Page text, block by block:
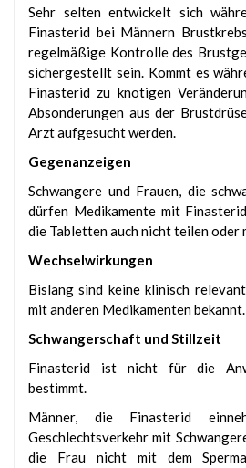
Sehr selten entwickelt sich
Finasterid bei Männern
regelmäßige Kontrolle des
sichergestellt sein. Kommt es
Finasterid zu knotigen
Absonderungen aus der
Arzt aufgesucht werden.
Gegenanzeigen
Schwangere und Frauen, die
dürfen Medikamente mit
die Tabletten auch nicht teilen oder
Wechselwirkungen
Bislang sind keine klinisch
mit anderen Medikamenten bekannt.
Schwangerschaft und Stillzeit
Finasterid ist nicht für die
bestimmt.
Männer, die Finasterid
Geschlechtsverkehr mit
die Frau nicht mit dem